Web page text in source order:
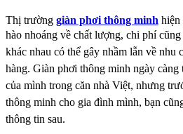
Thị trường giàn phơi thông minh hiện
hào nhoáng về chất lượng, chi phícũng
khác nhau có thể gây nhầm lẫn về nhu
hàng. Giàn phơi thông minh ngày
của mình trong căn nhà Việt, nhưng
thông minh cho gia đình mình, bạn
thông tin sau.